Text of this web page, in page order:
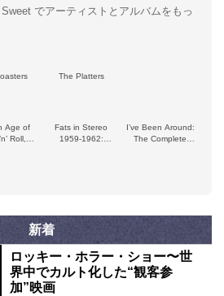
でアーティストとアルバムをもっ
The Platters
Age of
Roll,
Fats in Stereo
1959-1962:
I’ve Been Around:
The Complete
新着
ロッキー・ホラー・ショー〜世
界中でカルト化した“観客参
加”映画